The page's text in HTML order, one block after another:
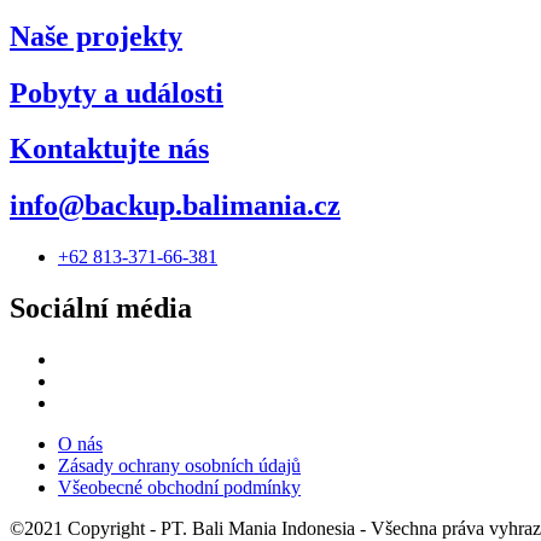
Naše projekty
Pobyty a události
Kontaktujte nás
info@backup.balimania.cz
+62 813-371-66-381
Sociální média
O nás
Zásady ochrany osobních údajů
Všeobecné obchodní podmínky
©2021 Copyright - PT. Bali Mania Indonesia - Všechna práva